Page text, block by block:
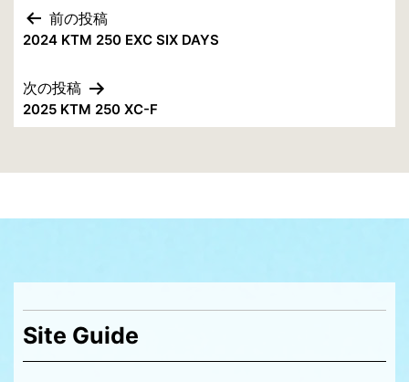
投
ナ
ゲ
ー
ョ
ン
前の投稿
2024 KTM 250 EXC SIX DAYS
次の投稿
2025 KTM 250 XC-F
Site Guide